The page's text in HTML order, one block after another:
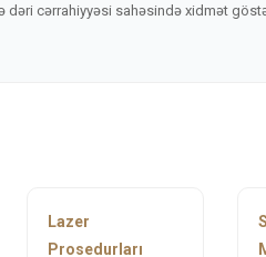
dəri cərrahiyyəsi sahəsində xidmət
Lazer
Prosedurları